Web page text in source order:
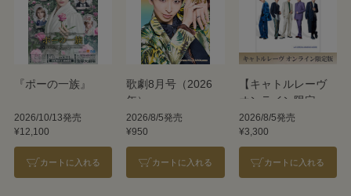
『ポーの一族』
2026/10/13発売
¥12,100
カートに入れる
歌劇8月号（2026
年）
2026/8/5発売
¥950
カートに入れる
【キャトルレーヴ
オンライン限定
版】TAKARAZUKA
REVUE 2026
2026/8/5発売
¥3,300
カートに入れる